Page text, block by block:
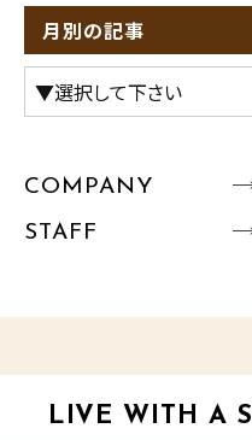
月別の記事
COMPANY
STAFF
LIVE WITH A